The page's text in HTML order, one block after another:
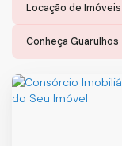
Locação de Imóveis
Conheça Guarulhos